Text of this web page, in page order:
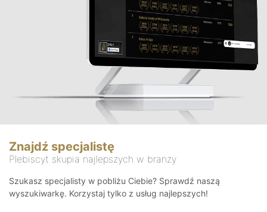
Znajdź specjalistę
Plebiscyt skupia najlepszych w branży
Szukasz specjalisty w pobliżu Ciebie? Sprawdź naszą
wyszukiwarkę. Korzystaj tylko z usług najlepszych!